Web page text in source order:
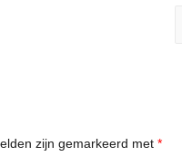
zijn gemarkeerd met *